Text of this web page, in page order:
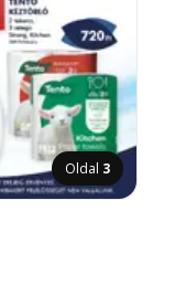
Oldal 3